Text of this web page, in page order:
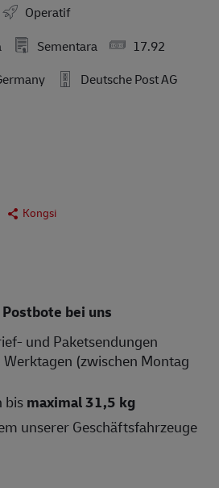
Operatif
Sementara
17.92
Deutsche Post AG
Kongsi
bei uns
und Paketsendungen
(zwischen Montag
bismaximal 31,5 kg
unserer Geschäftsfahrzeuge